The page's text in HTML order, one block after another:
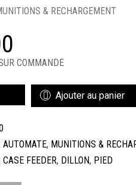
& RECHARGEMENT
COMMANDE
Ajouter au panier
AUTOMATE, MUNITIONS &
CASE FEEDER, DILLON, PIED